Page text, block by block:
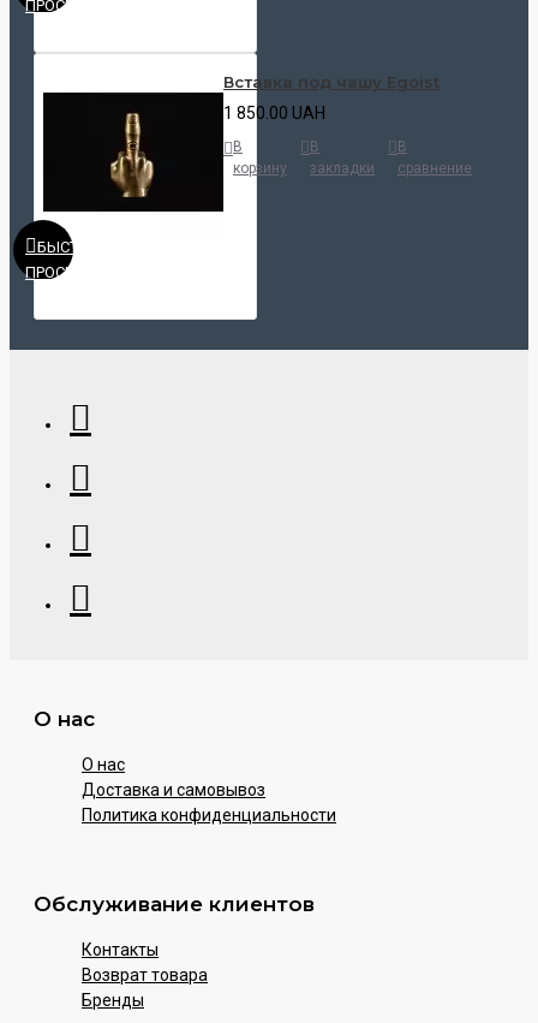
ПРОСМОТР
БЫСТРЫЙ
ПРОСМОТР
Вставка под чашу Egoist
1 850.00 UAH
В
корзину
В
закладки
В
сравнение
О нас
О нас
Доставка и самовывоз
Политика конфиденциальности
Обслуживание клиентов
Контакты
Возврат товара
Бренды